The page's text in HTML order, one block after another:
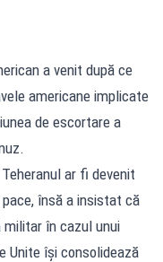
a venit după ce
americane implicate
de escortare a
ar fi devenit
însă a insistat că
militar în cazul unui
Unite își consolidează